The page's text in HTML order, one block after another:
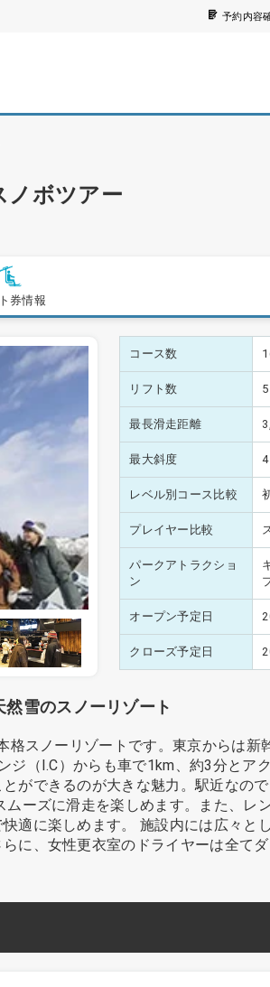
予約内容
ノボツアー
券情報
コース数
リフト数 5
最長滑走距離
最大斜度
レベル別コース比較
プレイヤー比較
パークアトラクショ
ン
オープン予定日
クローズ予定日
雪のスノーリゾート
スノーリゾートです。東京からは新
（I.C）からも車で1km、約3分とア
ができるのが大きな魅力。駅近なの
ーズに滑走を楽しめます。また、レ
適に楽しめます。 施設内には広々と
に、女性更衣室のドライヤーは全て